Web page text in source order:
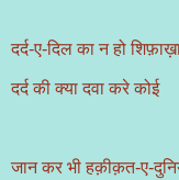
दर्द-ए-दिल का न हो
दर्द की क्या दवा करे कोई
जान कर भी हक़ीक़त-ए-